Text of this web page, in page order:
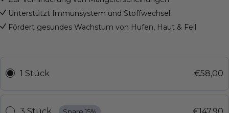
Unterstützt Immunsystem und Stoffwechsel
Fördert gesundes Wachstum von Hufen, Haut & Fell
1 Stück €58,00
3 Stück Spare 15% €147,90